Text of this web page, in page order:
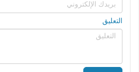
التعليق